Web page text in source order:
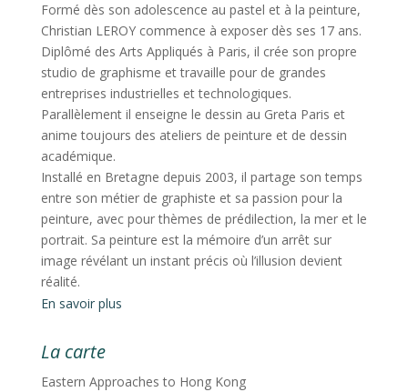
Formé dès son adolescence au pastel et à la peinture,
Christian LEROY commence à exposer dès ses 17 ans.
Diplômé des Arts Appliqués à Paris, il crée son propre
studio de graphisme et travaille pour de grandes
entreprises industrielles et technologiques.
Parallèlement il enseigne le dessin au Greta Paris et
anime toujours des ateliers de peinture et de dessin
académique.
Installé en Bretagne depuis 2003, il partage son temps
entre son métier de graphiste et sa passion pour la
peinture, avec pour thèmes de prédilection, la mer et le
portrait. Sa peinture est la mémoire d’un arrêt sur
image révélant un instant précis où l’illusion devient
réalité.
En savoir plus
La carte
Eastern Approaches to Hong Kong